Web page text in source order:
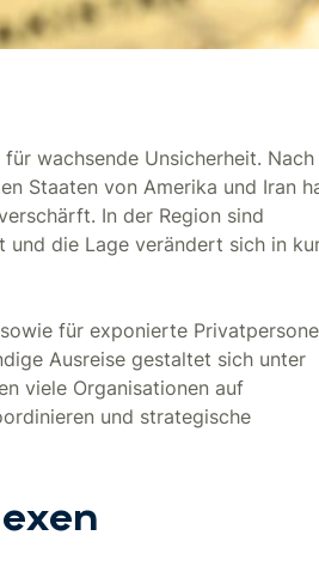
wachsende Unsicherheit. Nach
Staaten von Amerika und Iran
In der Region sind
und die Lage verändert sich in
für exponierte
Ausreise gestaltet sich unter
viele Organisationen auf
und strategische